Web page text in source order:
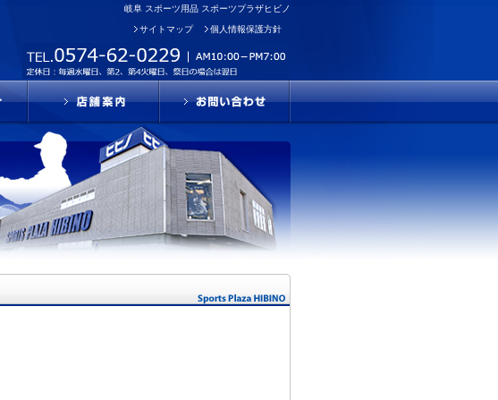
岐阜 スポーツ用品 スポーツプラザヒビノ
サイトマップ 個人情報保護方針